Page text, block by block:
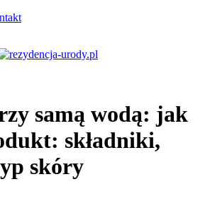
samą wodą: jak
składniki,
skóry